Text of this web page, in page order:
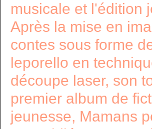
musicale et l'édition
Après la mise en
contes sous forme
leporello en
découpe laser, son
premier album de
jeunesse, Mamans